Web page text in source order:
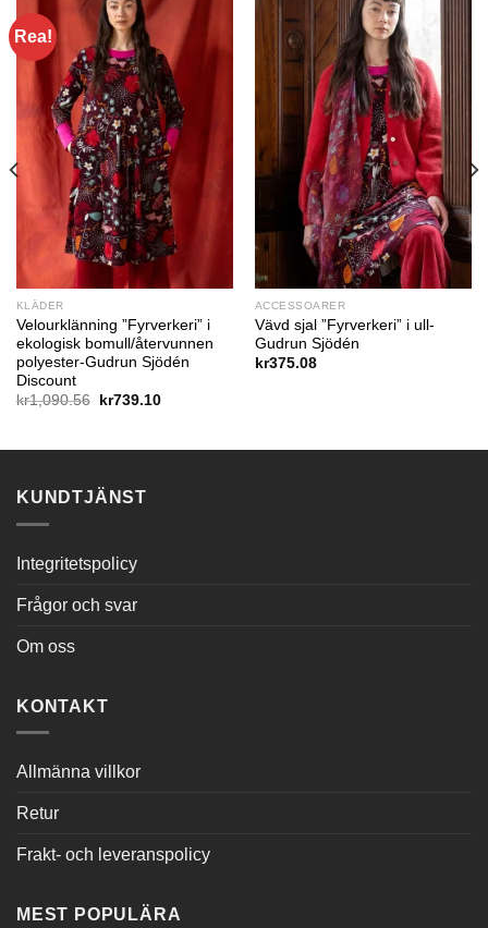
Rea!
KLÄDER
Velourklänning ”Fyrverkeri” i
ekologisk bomull/återvunnen
polyester-Gudrun Sjödén
Discount
kr1,090.56
Det
kr739.10Det
ACCESSOARER
Vävd sjal ”Fyrverkeri” i ull-
Gudrun Sjödén
kr375.08
KUNDTJÄNST
Integritetspolicy
Frågor och svar
Om oss
KONTAKT
Allmänna villkor
Retur
Frakt- och leveranspolicy
MEST POPULÄRA